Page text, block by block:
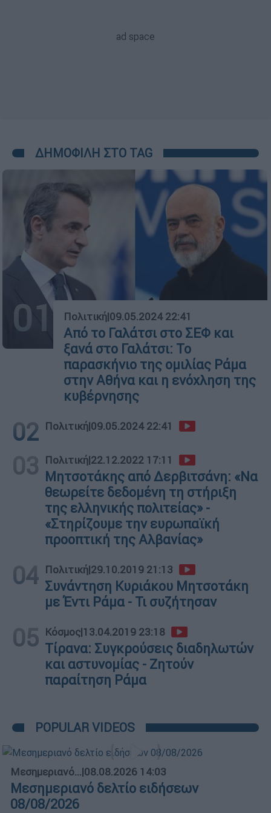
ΔΗΜΟΦΙΛΗ ΣΤΟ TAG
01 Πολιτική|09.05.2024 22:41
Από το Γαλάτσι στο ΣΕΦ και
ξανά στο Γαλάτσι: Το
παρασκήνιο της ομιλίας Ράμα
στην Αθήνα και η ενόχληση της
κυβέρνησης
02 Πολιτική|09.05.2024 22:41
03 Πολιτική|22.12.2022 17:11
Μητσοτάκης από Δερβιτσάνη: «Να
θεωρείτε δεδομένη τη στήριξη
της ελληνικής πολιτείας» -
«Στηρίζουμε την ευρωπαϊκή
προοπτική της Αλβανίας»
04 Πολιτική|29.10.2019 21:13
Συνάντηση Κυριάκου Μητσοτάκη
με Έντι Ράμα - Τι συζήτησαν
05 Κόσμος|13.04.2019 23:18
Τίρανα: Συγκρούσεις διαδηλωτών
και αστυνομίας - Ζητούν
παραίτηση Ράμα
POPULAR VIDEOS
Μεσημεριανό...|08.08.2026 14:03
Μεσημεριανό δελτίο ειδήσεων
08/08/2026